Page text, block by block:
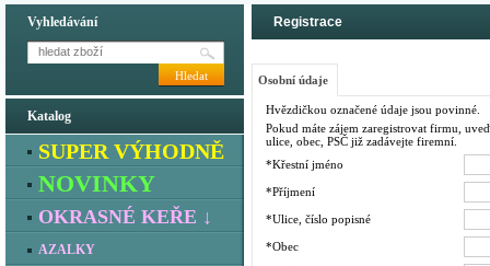
Vyhledávání
Hledat
Katalog
SUPER VÝHODNĚ
NOVINKY
OKRASNÉ KEŘE ↓
AZALKY
Registrace
Osobní údaje
Hvězdičkou označené údaje jsou povinné.
Pokud máte zájem zaregistrovat firmu,
ulice, obec, PSČ již zadávejte firemní.
*Křestní jméno
*Příjmení
*Ulice, číslo popisné
*Obec